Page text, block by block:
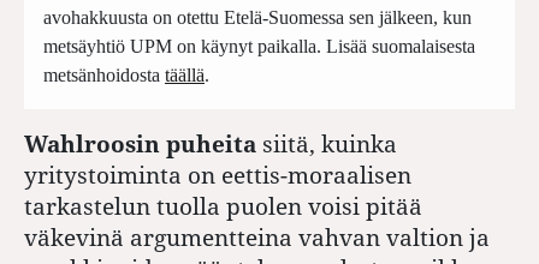
avohakkuusta on otettu Etelä-Suomessa sen jälkeen, kun
metsäyhtiö UPM on käynyt paikalla. Lisää suomalaisesta
metsänhoidosta täällä.
Wahlroosin puheita siitä, kuinka
yritystoiminta on eettis-moraalisen
tarkastelun tuolla puolen voisi pitää
väkevinä argumentteina vahvan valtion ja